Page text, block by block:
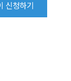
신청하기